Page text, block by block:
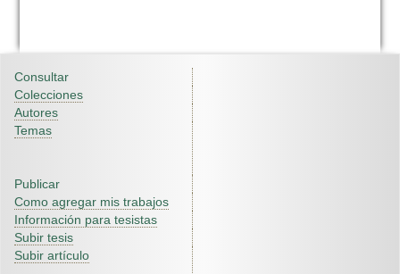
Consultar
Colecciones
Autores
Temas
Publicar
Como agregar mis trabajos
Información para tesistas
Subir tesis
Subir artículo